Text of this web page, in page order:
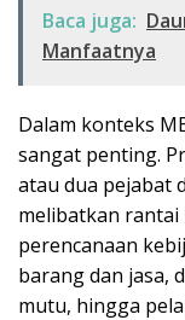
Baca juga:
Manfaatnya
Dalam konteks
sangat penting.
atau dua pejabat
melibatkan
perencanaan
barang dan jasa,
mutu, hingga